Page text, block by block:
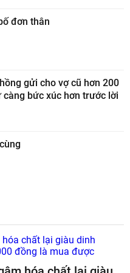
đơn thân
gửi cho vợ cũ hơn 200
bức xúc hơn trước lời